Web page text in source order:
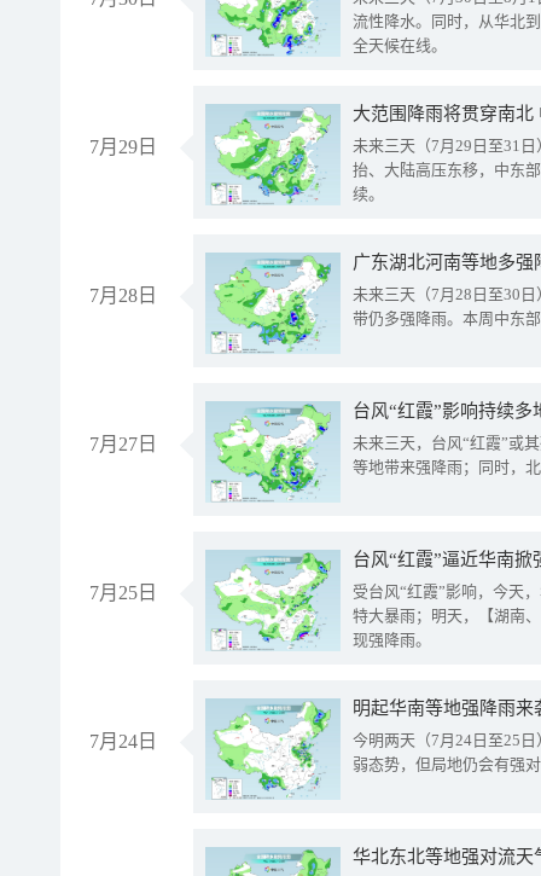
流性降水。同时，从华北
全天候在线。
7月29日
大范围降雨将贯穿南
未来三天（7月29日至31
抬、大陆高压东移，中东
续。
7月28日
广东湖北河南等地多
未来三天（7月28日至30
带仍多强降雨。本周中东
7月27日
台风“红霞”影响持续
未来三天，台风“红霞”或
等地带来强降雨；同时，
7月25日
台风“红霞”逼近华南
受台风“红霞”影响，今天
特大暴雨；明天，【湖南
现强降雨。
7月24日
明起华南等地强降雨
今明两天（7月24日至25
弱态势，但局地仍会有强
华北东北等地强对流天